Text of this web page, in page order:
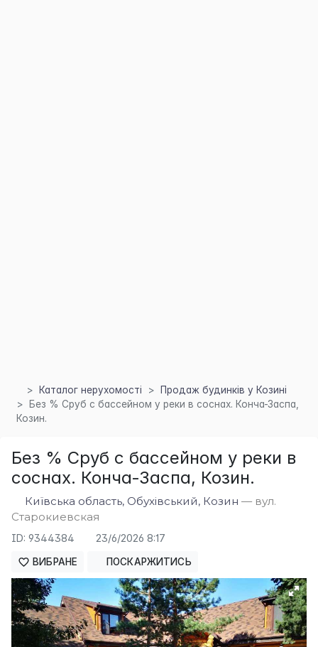
Каталог нерухомості
Продаж будинків у Козині
Без % Сруб с бассейном у реки в соснах. Конча-Заспа,
Козин.
Без % Сруб с бассейном у реки в
соснах. Конча-Заспа, Козин.
Київська область, Обухівський, Козин — вул.
Старокиевская
ID: 9344384 23/6/2026 8:17
ВИБРАНЕ ПОСКАРЖИТИСЬ